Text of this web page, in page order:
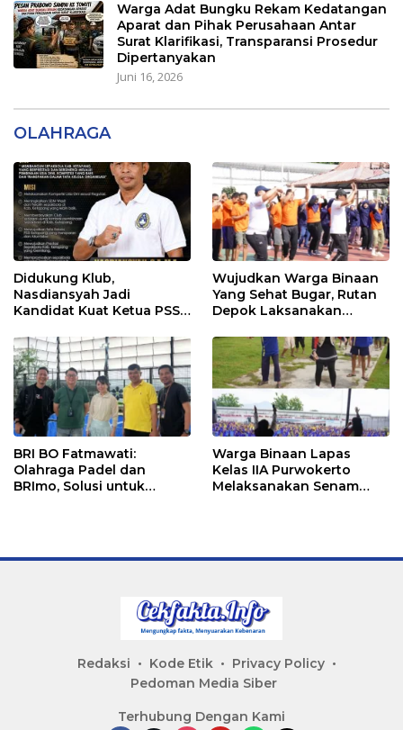
Warga Adat Bungku Rekam Kedatangan
Aparat dan Pihak Perusahaan Antar
Surat Klarifikasi, Transparansi Prosedur
Dipertanyakan
Juni 16, 2026
OLAHRAGA
Didukung Klub,
Nasdiansyah Jadi
Kandidat Kuat Ketua PSSI
Wujudkan Warga Binaan
Yang Sehat Bugar, Rutan
Depok Laksanakan
BRI BO Fatmawati:
Olahraga Padel dan
BRImo, Solusi untuk
Warga Binaan Lapas
Kelas IIA Purwokerto
Melaksanakan Senam
Redaksi Kode Etik
Privacy Policy
Pedoman Media Siber
Terhubung Dengan Kami